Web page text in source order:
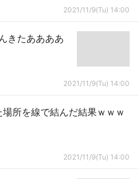
2021/11/9(Tu) 14:00
きたああああ
2021/11/9(Tu) 14:00
場所を線で結んだ結果ｗｗｗ
2021/11/9(Tu) 14:00